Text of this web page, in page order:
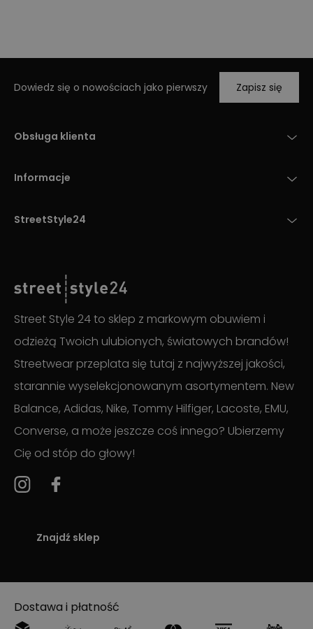
Dowiedz się o nowościach jako pierwszy Zapisz się
Obsługa klienta
Informacje
StreetStyle24
Street Style 24 to sklep z markowym obuwiem i
odzieżą Twoich ulubionych, światowych brandów!
Streetwear przeplata się tutaj z najwyższej jakości,
starannie wyselekcjonowanym asortymentem. New
Balance, Adidas, Nike, Tommy Hilfiger, Lacoste, EMU,
Converse, a może jeszcze coś innego? Ubierzemy
Cię od stóp do głowy!
Znajdź sklep
Dostawa i płatność